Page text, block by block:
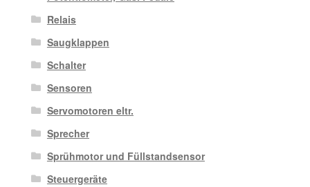
Relais
Saugklappen
Schalter
Sensoren
Servomotoren eltr.
Sprecher
Sprühmotor und Füllstandsensor
Steuergeräte